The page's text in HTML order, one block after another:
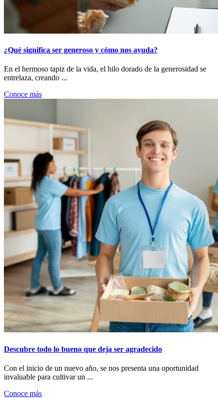
¿Qué significa ser generoso y cómo nos ayuda?
En el hermoso tapiz de la vida, el hilo dorado de la generosidad se
entrelaza, creando ...
Conoce más
Descubre todo lo bueno que deja ser agradecido
Con el inicio de un nuevo año, se nos presenta una oportunidad
invaluable para cultivar un ...
Conoce más